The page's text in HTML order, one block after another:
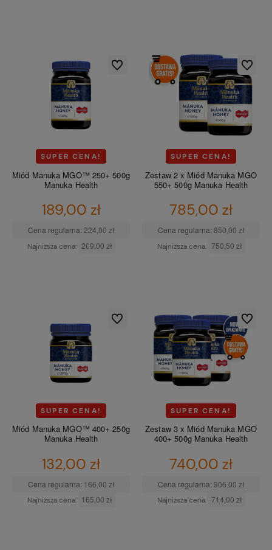
SUPER CENA!
Miód Manuka MGO™ 250+ 500g
Manuka Health
189,00 zł
Cena regularna: 224,00 zł
Najniższa cena: 209,00 zł
Do ulubionych
SUPER CENA!
Zestaw 2 x Miód Manuka MGO
550+ 500g Manuka Health
785,00 zł
Cena regularna: 850,00 zł
Najniższa cena: 750,50 zł
Do
SUPER CENA!
Miód Manuka MGO™ 400+ 250g
Manuka Health
132,00 zł
Cena regularna: 166,00 zł
Najniższa cena: 165,00 zł
Do ulubionych
SUPER CENA!
Zestaw 3 x Miód Manuka MGO
400+ 500g Manuka Health
740,00 zł
Cena regularna: 906,00 zł
Najniższa cena: 714,00 zł
Do